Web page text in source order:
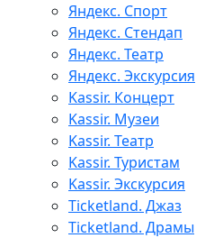
Яндекс. Спорт
Яндекс. Стендап
Яндекс. Театр
Яндекс. Экскурсия
Kassir. Концерт
Kassir. Музеи
Kassir. Театр
Kassir. Туристам
Kassir. Экскурсия
Ticketland. Джаз
Ticketland. Драмы